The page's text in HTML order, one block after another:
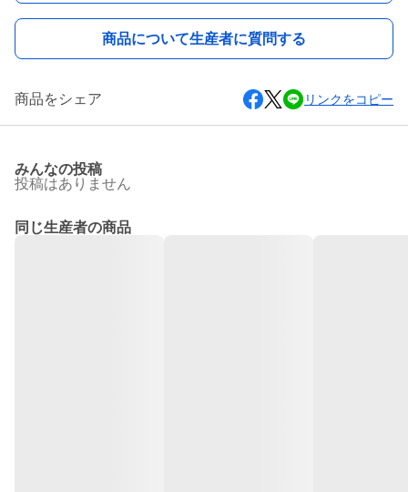
商品について生産者に質問する
商品をシェア リンクをコピー
みんなの投稿
投稿はありません
同じ生産者の商品